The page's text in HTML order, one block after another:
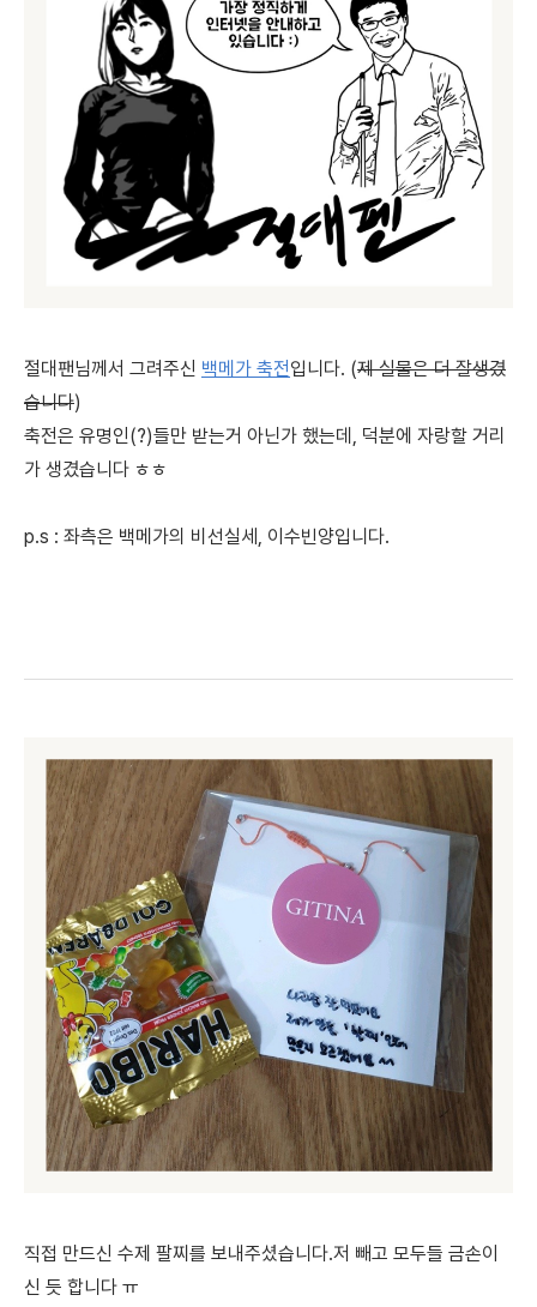
절대팬님께서 그려주신 백메가 축전입니다. (제 실물은 더 잘생겼
습니다)
축전은 유명인(?)들만 받는거 아닌가 했는데, 덕분에 자랑할 거리
가 생겼습니다 ㅎㅎ
p.s : 좌측은 백메가의 비선실세, 이수빈양입니다.
직접 만드신 수제 팔찌를 보내주셨습니다.저 빼고 모두들 금손이
신 듯 합니다 ㅠ